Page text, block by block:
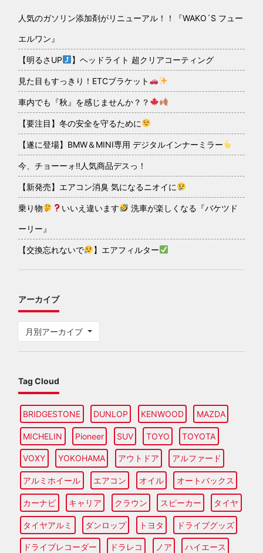
人気のガソリン添加剤がリニューアル！！『WAKO´S フュー
エルワン』
【明るさUP 】ヘッドライト 超クリアコーティング
見た目もすっきり！ETCブラケット
車内でも『秋』を感じませんか？？
【要注目】冬の安全を守るために
【遂に登場】BMW＆MINI専用 デジタルインナーミラー
今、チョーーォ!!人気商品デスっ！
【新発売】エアコン消臭 気になるニオイに
乗り物 いいえ違います 洗車が楽しくなる『バケツド
ーリー』
【交換忘れないで 】エアフィルター
アーカイブ
月別アーカイブ
Tag Cloud
BRIDGESTONE DUNLOP KENWOOD MAZDA
MICHELIN Pioneer SUV TOYO TOYOTA
VOXY YOKOHAMA アウトドア アルファード
アルミホイール エアコン オイル オートバックス
カーナビ キャリア クラウン スピーカー タイヤ
タイヤアルミ ダンロップ トヨタ ドライブグッズ
ドライブレコーダー ドラレコ ノア ハイエース